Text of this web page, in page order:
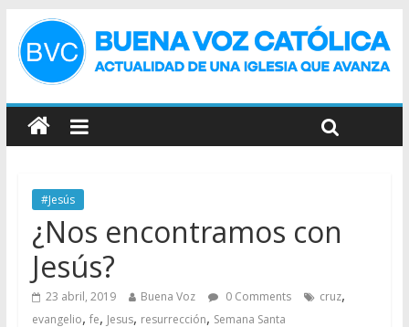
#Jesús
¿Nos encontramos con
Jesús?
23 abril, 2019 Buena Voz 0 Comments cruz,
evangelio, fe, Jesus, resurrección, Semana Santa